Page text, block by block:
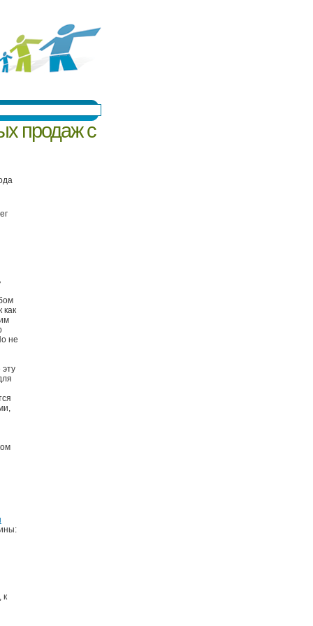
продаж с
как
не
к